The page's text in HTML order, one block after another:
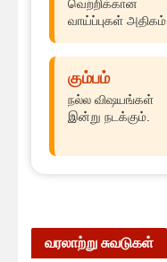
வெற்றிக்கான
வாய்ப்புகள் அதிகம்.
கும்பம்
நல்ல விஷயங்கள்
இன்று நடக்கும்.
வரலாற்று சுவடுகள்